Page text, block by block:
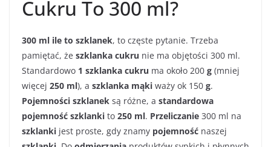
Cukru To 300 ml?
300 ml ile to szklanek, to częste pytanie. Trzeba
pamiętać, że szklanka cukru nie ma objętości 300 ml.
Standardowo 1 szklanka cukru ma około 200 g (mniej
więcej 250 ml), a szklanka mąki waży ok 150 g.
Pojemności szklanek są różne, a standardowa
pojemność szklanki to 250 ml. Przeliczanie 300 ml na
szklanki jest proste, gdy znamy pojemność naszej